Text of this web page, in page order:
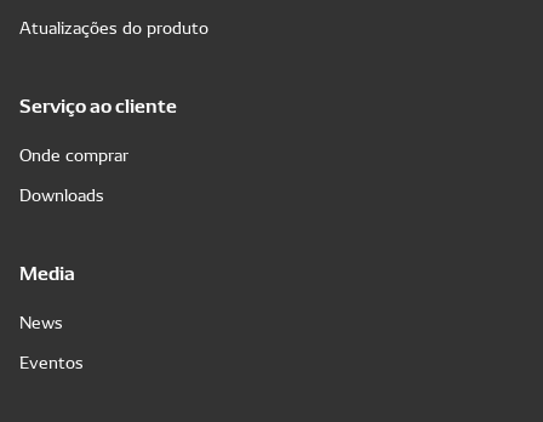
Atualizações do produto
Serviço ao cliente
Onde comprar
Downloads
Media
News
Eventos